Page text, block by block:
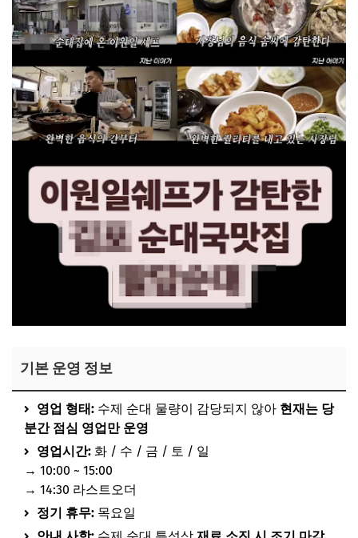
기본 운영 정보
영업 형태: 수제 순대 물량이 감당되지 않아 현재는 당
분간 점심 영업만 운영
영업시간: 화 / 수 / 금 / 토 / 일
→ 10:00 ~ 15:00
→ 14:30 라스트오더
정기 휴무: 목요일